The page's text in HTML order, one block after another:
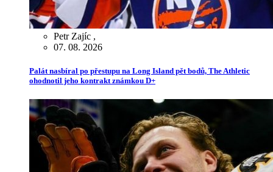
Petr Zajíc ,
07. 08. 2026
Palát nasbíral po přestupu na Long Island pět bodů, The Athletic
ohodnotil jeho kontrakt známkou D+